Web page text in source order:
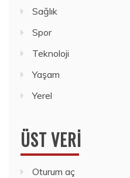
Sağlık
Spor
Teknoloji
Yaşam
Yerel
ÜST VERI
Oturum aç